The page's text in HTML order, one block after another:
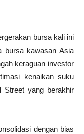
bursa kali ini
bursa kawasan Asia
keraguan investor
kenaikan suku
Street yang berakhir
dengan bias